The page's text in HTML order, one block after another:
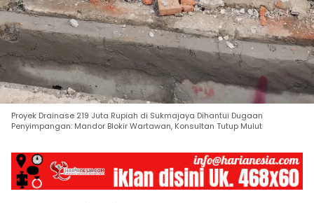
Proyek Drainase 219 Juta Rupiah di Sukmajaya Dihantui Dugaan
Penyimpangan: Mandor Blokir Wartawan, Konsultan Tutup Mulut